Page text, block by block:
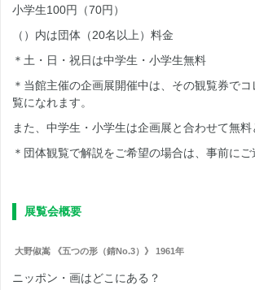
小学生100円（70円）
（）内は団体（20名以上）料金
＊土・日・祝日は中学生・小学生無料
＊当館主催の企画展開催中は、その観覧券で
覧になれます。
また、中学生・小学生は企画展と合わせて無料
＊団体観覧で解説をご希望の場合は、事前にご
展覧会概要
大野俶嵩 《五つの形（錆No.3）》 1961年
ニッポン・画はどこにある？